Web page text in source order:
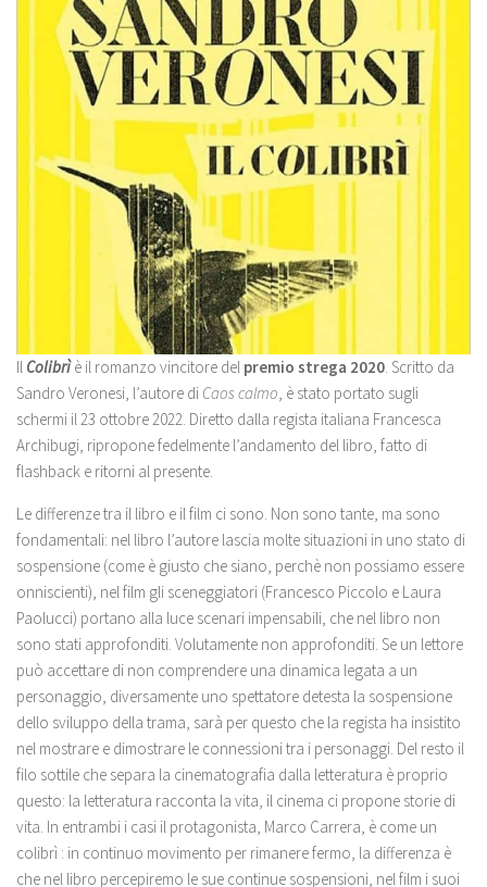
Il Colibrìè il romanzo vincitore del premio strega 2020. Scritto da
Sandro Veronesi, l’autore di Caos calmo, è stato portato sugli
schermi il 23 ottobre 2022. Diretto dalla regista italiana Francesca
Archibugi, ripropone fedelmente l’andamento del libro, fatto di
flashback e ritorni al presente.
Le differenze tra il libro e il film ci sono. Non sono tante, ma sono
fondamentali: nel libro l’autore lascia molte situazioni in uno stato di
sospensione (come è giusto che siano, perchè non possiamo essere
onniscienti), nel film gli sceneggiatori (Francesco Piccolo e Laura
Paolucci) portano alla luce scenari impensabili, che nel libro non
sono stati approfonditi. Volutamente non approfonditi. Se un lettore
può accettare di non comprendere una dinamica legata a un
personaggio, diversamente uno spettatore detesta la sospensione
dello sviluppo della trama, sarà per questo che la regista ha insistito
nel mostrare e dimostrare le connessioni tra i personaggi. Del resto il
filo sottile che separa la cinematografia dalla letteratura è proprio
questo: la letteratura racconta la vita, il cinema ci propone storie di
vita. In entrambi i casi il protagonista, Marco Carrera, è come un
colibrì : in continuo movimento per rimanere fermo, la differenza è
che nel libro percepiremo le sue continue sospensioni, nel film i suoi